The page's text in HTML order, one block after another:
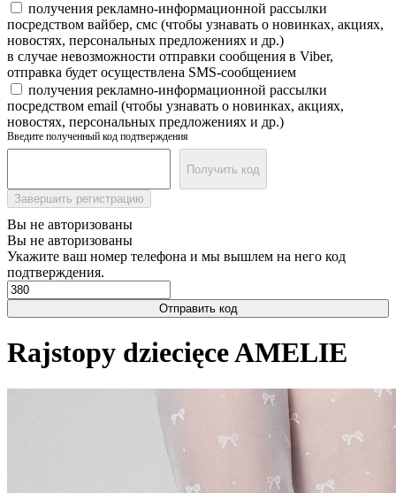
получения рекламно-информационной рассылки
посредством вайбер, смс (чтобы узнавать о новинках, акциях,
новостях, персональных предложениях и др.)
в случае невозможности отправки сообщения в Viber,
отправка будет осуществлена SMS-сообщением
получения рекламно-информационной рассылки
посредством email (чтобы узнавать о новинках, акциях,
новостях, персональных предложениях и др.)
Введите полученный код подтверждения
Получить код
Завершить регистрацию
Вы не авторизованы
Вы не авторизованы
Укажите ваш номер телефона и мы вышлем на него код
подтверждения.
Отправить код
Rajstopy dziecięce AMELIE